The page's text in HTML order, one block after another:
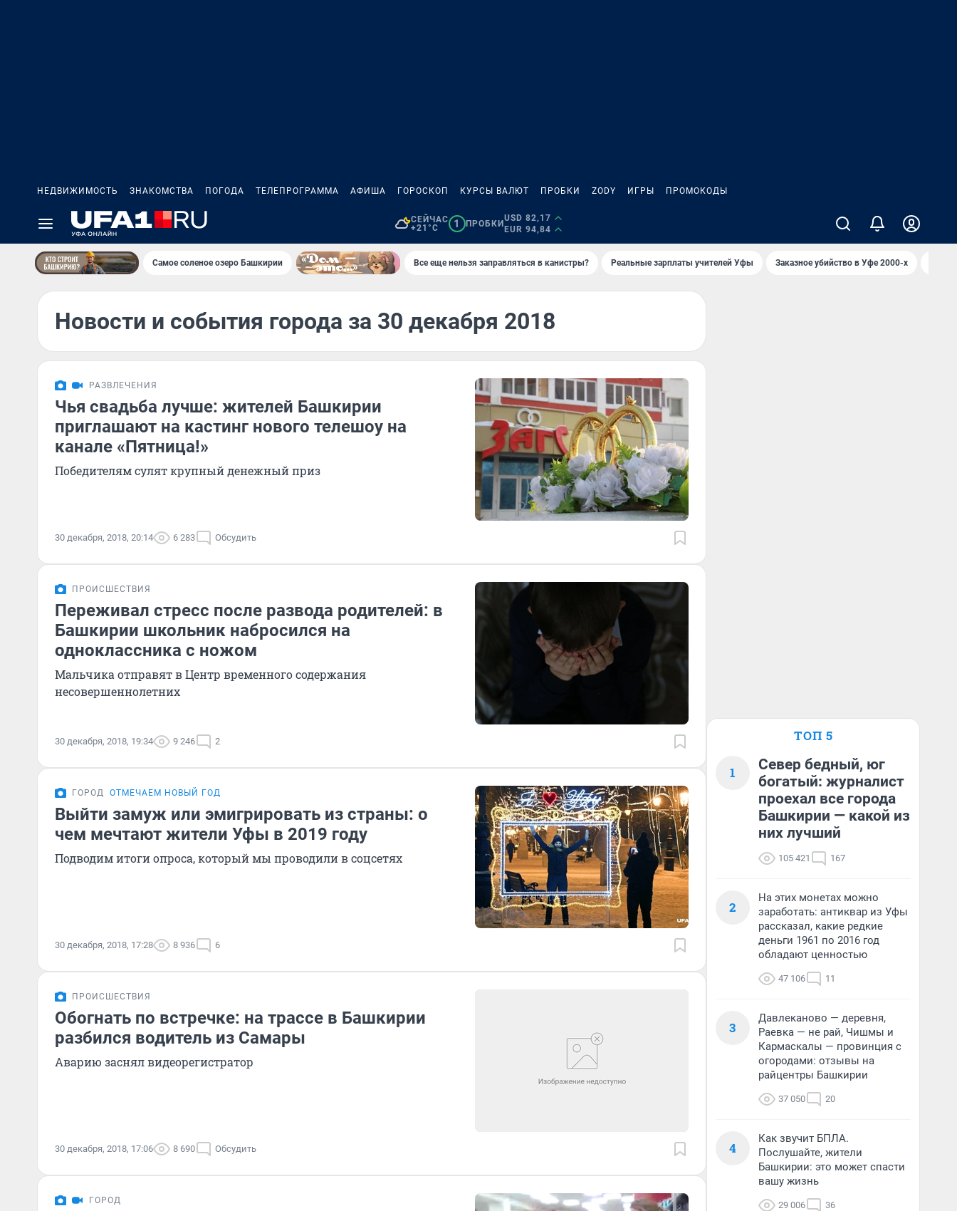
НЕДВИЖИМОСТЬ ЗНАКОМСТВА ПОГОДА ТЕЛЕПРОГРАММА АФИША ГОРОСКОП КУРСЫ ВАЛЮТ ПРОБКИ ZODY ИГРЫ ПРОМОКОДЫ
СЕЙЧАС
+21°C
1 ПРОБКИ
USD 82,17
EUR 94,84
Самое соленое озеро Башкирии Все еще нельзя заправляться в канистры? Реальные зарплаты учителей Уфы Заказное убийство в Уфе 2000-х
Новости и события города за 30 декабря 2018
РАЗВЛЕЧЕНИЯ
Чья свадьба лучше: жителей Башкирии
приглашают на кастинг нового телешоу на
канале «Пятница!»
Победителям сулят крупный денежный приз
30 декабря, 2018, 20:14 6 283 Обсудить
ПРОИСШЕСТВИЯ
Переживал стресс после развода родителей: в
Башкирии школьник набросился на
одноклассника с ножом
Мальчика отправят в Центр временного содержания
несовершеннолетних
30 декабря, 2018, 19:34 9 246 2
ГОРОД ОТМЕЧАЕМ НОВЫЙ ГОД
Выйти замуж или эмигрировать из страны: о
чем мечтают жители Уфы в 2019 году
Подводим итоги опроса, который мы проводили в соцсетях
30 декабря, 2018, 17:28 8 936 6
ПРОИСШЕСТВИЯ
Обогнать по встречке: на трассе в Башкирии
разбился водитель из Самары
Аварию заснял видеорегистратор
30 декабря, 2018, 17:06 8 690 Обсудить
ГОРОД
ТОП 5
1
Север бедный, юг
богатый: журналист
проехал все города
Башкирии — какой из
них лучший
105 421 167
2
На этих монетах можно
заработать: антиквар из Уфы
рассказал, какие редкие
деньги 1961 по 2016 год
обладают ценностью
47 106 11
3
Давлеканово — деревня,
Раевка — не рай, Чишмы и
Кармаскалы — провинция с
огородами: отзывы на
райцентры Башкирии
37 050 20
4
Как звучит БПЛА.
Послушайте, жители
Башкирии: это может спасти
вашу жизнь
29 006 36